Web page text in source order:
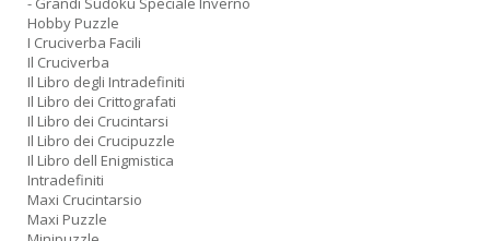
Hobby Puzzle
I Cruciverba Facili
Il Cruciverba
Il Libro degli Intradefiniti
Il Libro dei Crittografati
Il Libro dei Crucintarsi
Il Libro dei Crucipuzzle
Il Libro dell Enigmistica
Intradefiniti
Maxi Crucintarsio
Maxi Puzzle